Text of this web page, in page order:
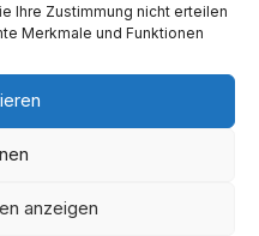
Ihre Zustimmung nicht erteilen
Merkmale und Funktionen
anzeigen